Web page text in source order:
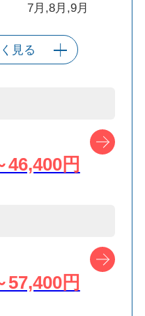
7月,8月,9月
東京（竹芝客船
往路大型客船/復
路高速ジェット
船
​新島の宿 ふじや
見る
46,400円
57,400円